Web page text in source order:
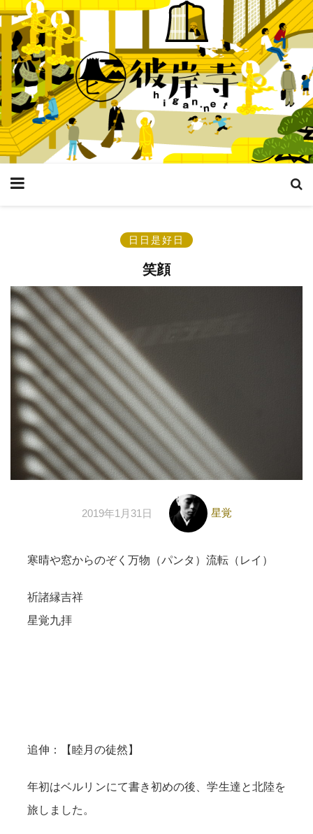
日日是好日
笑顔
2019年1月31日 星覚
寒晴や窓からのぞく万物（パンタ）流転（レイ）
祈諸縁吉祥
星覚九拝
追伸：【睦月の徒然】
年初はベルリンにて書き初めの後、学生達と北陸を
旅しました。